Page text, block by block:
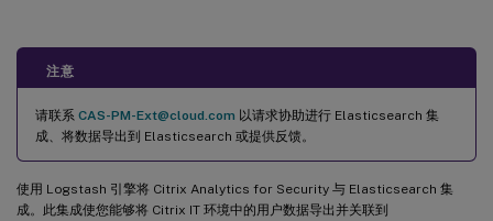
注意
请联系 CAS-PM-Ext@cloud.com 以请求协助进行 Elasticsearch 集
成、将数据导出到 Elasticsearch 或提供反馈。
使用 Logstash 引擎将 Citrix Analytics for Security 与 Elasticsearch 集
成。此集成使您能够将 Citrix IT 环境中的用户数据导出并关联到